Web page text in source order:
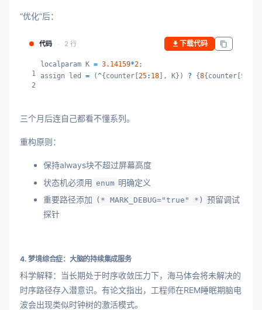
“优化”后：
代码 2 行 下载代码
1
2
localparam K = 3.14159*2;
assign led = (^{counter[25: 18 ], K}) ? {8{counter[ $
三个月后连自己都看不懂系列。
重构原则：
保持always块不超过屏幕高度
状态机必须用 enum 明确定义
重要路径添加 (* MARK_DEBUG="true" *) 预留调试
探针
4. 梦境综合症：大脑的持续集成服务
科学解释：当长期处于时序收敛压力下，海马体会将未解决的
时序路径存入潜意识。有论文指出，工程师在REM睡眠期脑电
波会出现类似时钟树的激活模式。